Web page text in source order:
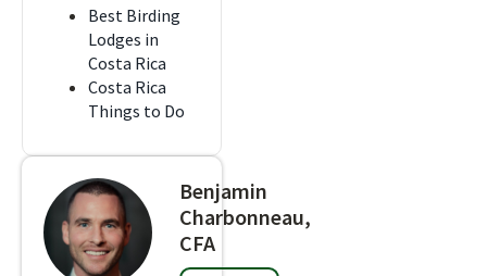
Best Birding
Lodges in
Costa Rica
Costa Rica
Things to Do
Benjamin
Charbonneau,
CFA